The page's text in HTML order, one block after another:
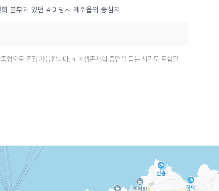
본부가 있던 4·3 당시 제주읍의 중심지
형으로 조정 가능합니다. 4·3 생존자의 증언을 듣는 시간도 포함될